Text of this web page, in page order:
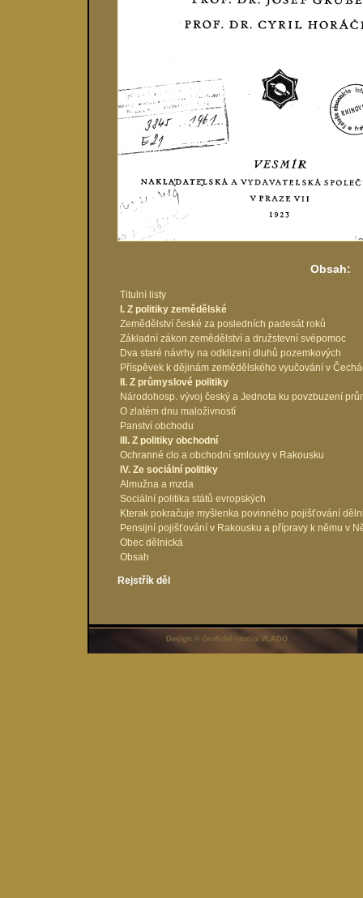
Obsah:
Titulní listy
I. Z politiky zemědělské
Zemědělství české za posledních padesát roků
Základní zákon zemědělství a družstevní svépomoc
Dva staré návrhy na odklizení dluhů pozemkových
Příspěvek k dějinám zemědělského vyučování v
II. Z průmyslové politiky
Národohosp. vývoj český a Jednota ku povzbuzení
O zlatém dnu maloživností
Panství obchodu
III. Z politiky obchodní
Ochranné clo a obchodní smlouvy v Rakousku
IV. Ze sociální politiky
Almužna a mzda
Sociální politika států evropských
Kterak pokračuje myšlenka povinného pojišťování
Pensijní pojišťování v Rakousku a přípravy k němu v
Obec dělnická
Obsah
Rejstřík děl
Design © Grafické studio VLADO